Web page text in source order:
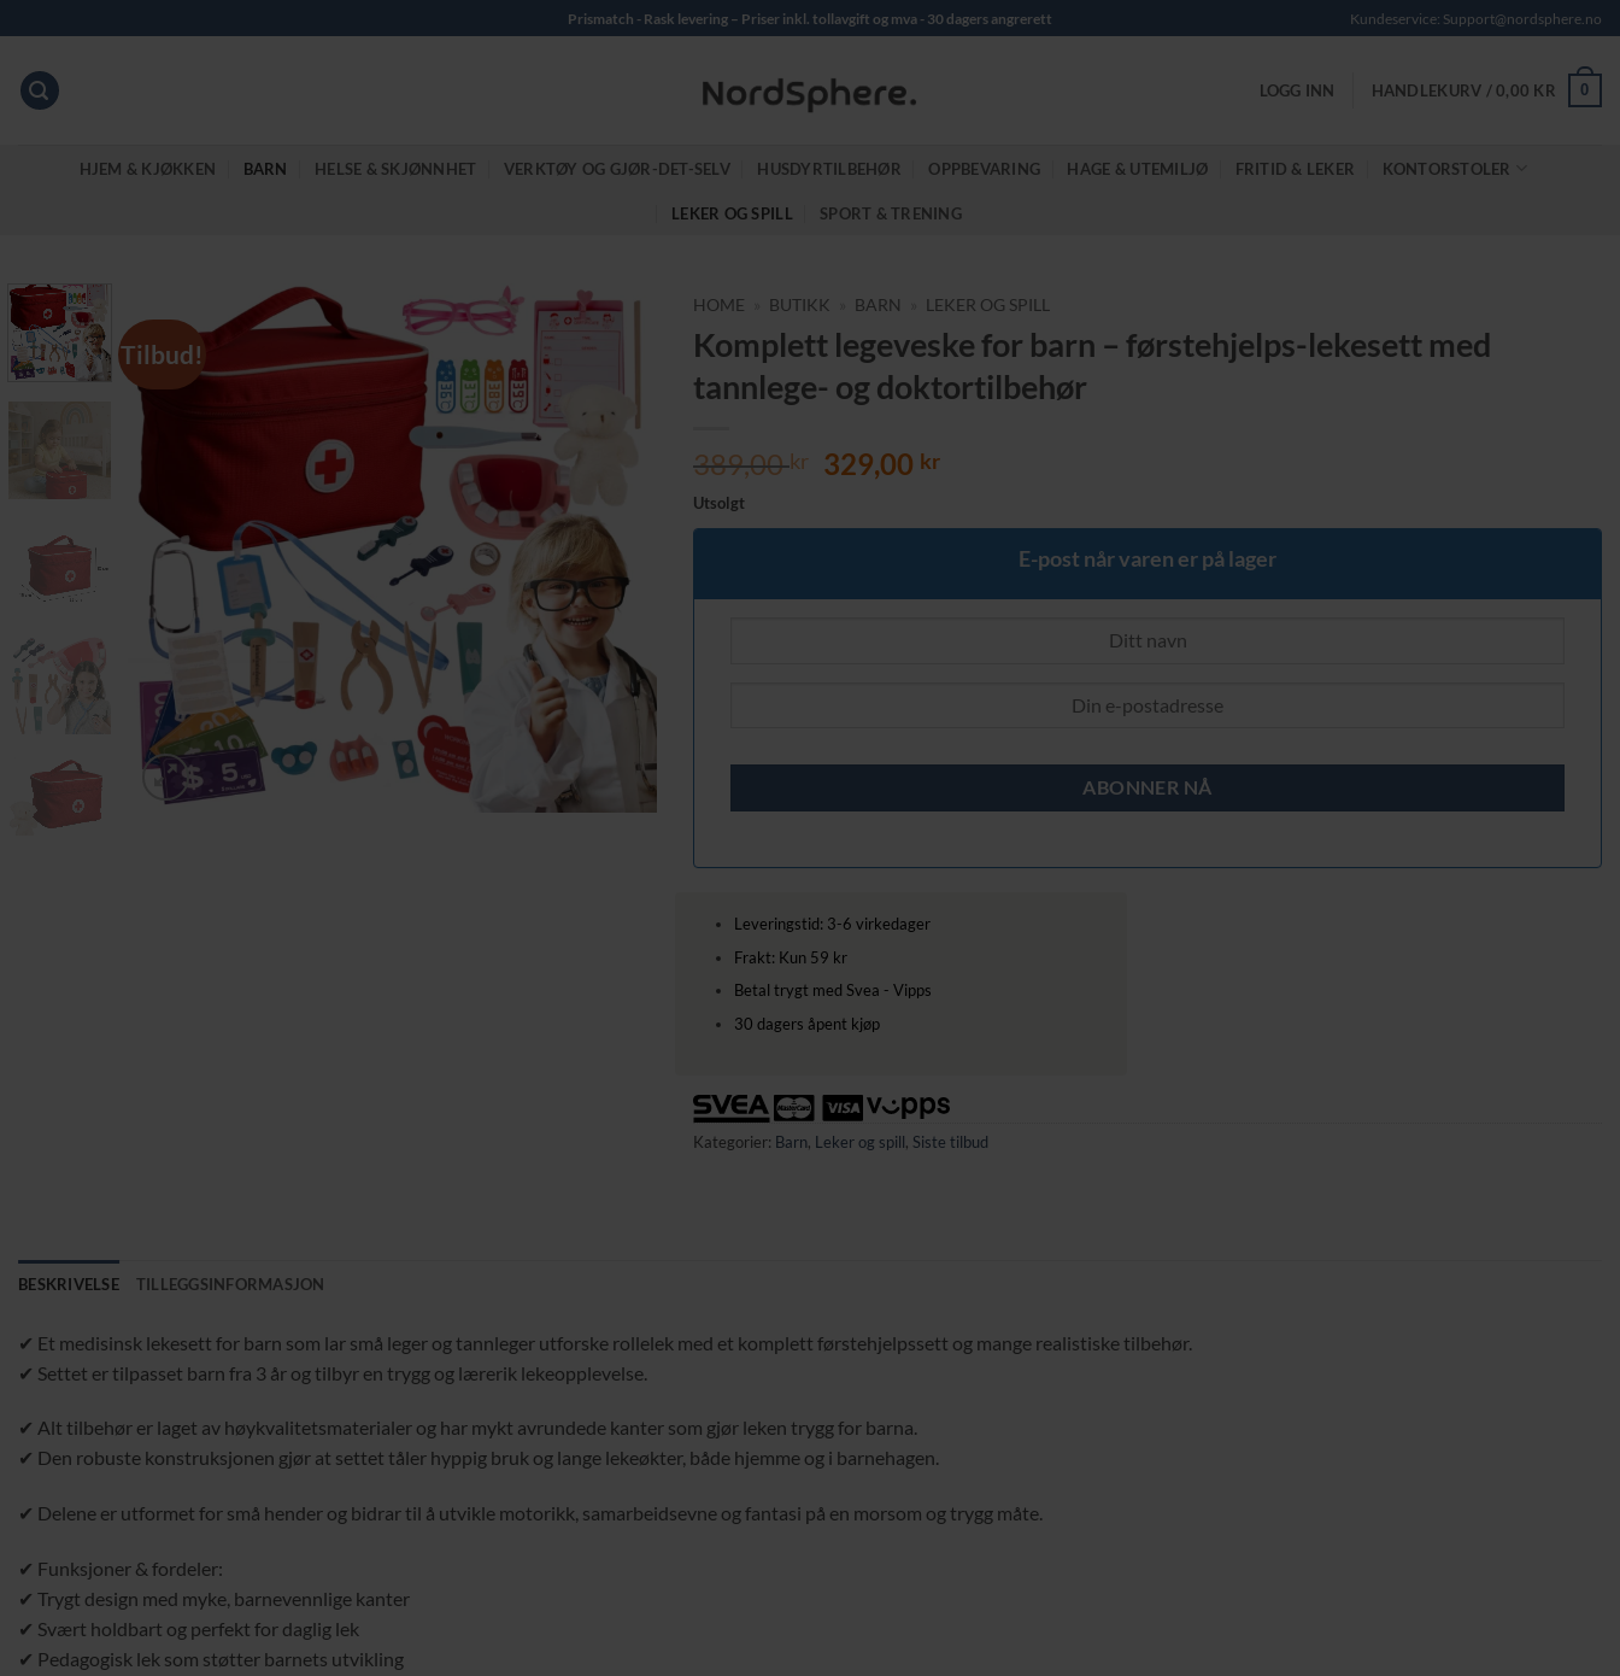
to
content
Prismatch - Rask levering – Priser inkl. tollavgift og mva - 30 dagers angrerett Kundeservice: Support@nordsphere.no
LOGG INN HANDLEKURV /0,00 KR 0
HJEM & KJØKKEN BARN HELSE & SKJØNNHET VERKTØY OG GJØR-DET-SELV HUSDYRTILBEHØR OPPBEVARING HAGE & UTEMILJØ FRITID & LEKER KONTORSTOLER
LEKER OG SPILL SPORT & TRENING
Tilbud!
HOME BUTIKK BARN LEKER OG SPILL
Komplett legeveske for barn – førstehjelps-lekesett med
tannlege- og doktortilbehør
389,00kr Opprinnelig
var:
329,00 krNåværende
er:
329,00 kr.
Utsolgt
E-post når varen er på lager
Leveringstid: 3-6 virkedager
Frakt: Kun 59 kr
Betal trygt med Svea - Vipps
30 dagers åpent kjøp
Kategorier: Barn, Leker og spill, Siste tilbud
BESKRIVELSE TILLEGGSINFORMASJON
✔ Et medisinsk lekesett for barn som lar små leger og tannleger utforske rollelek med et komplett førstehjelpssett og mange realistiske tilbehør.
✔ Settet er tilpasset barn fra 3 år og tilbyr en trygg og lærerik lekeopplevelse.
✔ Alt tilbehør er laget av høykvalitetsmaterialer og har mykt avrundede kanter som gjør leken trygg for barna.
✔ Den robuste konstruksjonen gjør at settet tåler hyppig bruk og lange lekeøkter, både hjemme og i barnehagen.
✔ Delene er utformet for små hender og bidrar til å utvikle motorikk, samarbeidsevne og fantasi på en morsom og trygg måte.
✔ Funksjoner & fordeler:
✔ Trygt design med myke, barnevennlige kanter
✔ Svært holdbart og perfekt for daglig lek
✔ Pedagogisk lek som støtter barnets utvikling